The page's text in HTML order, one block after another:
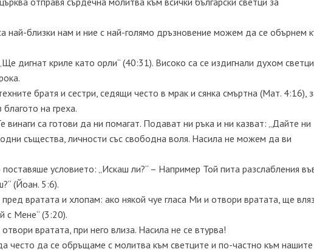
най-близки нам и ние с най-голямо дръзновение можем да се обърнем
дигнат криле като орли“ (40:31). Високо са се издигнали духом
братя и сестри, седящи често в мрак и сянка смъртна (Мат. 4:16),
на греха.
винаги са готови да ни помагат. Подават ни ръка и ни казват: „Дайте ни
същества, личности със свободна воля. Насила не можем да ви
условието: „Искаш ли?“ – Например Той пита разслабления
(Йоан. 5:6).
вратата и хлопам: ако някой чуе гласа Ми и отвори вратата, ще
с Мене“ (3:20).
вратата, при него влиза. Насила не се втурва!
често да се обръщаме с молитва към светците и по-частно към